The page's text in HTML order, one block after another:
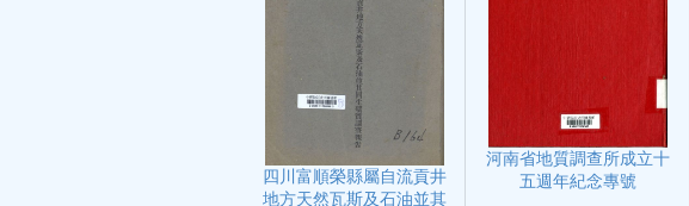
四川富順榮縣屬自流貢井
地方天然瓦斯及石油並其
河南省地質調查所成立十
五週年紀念專號